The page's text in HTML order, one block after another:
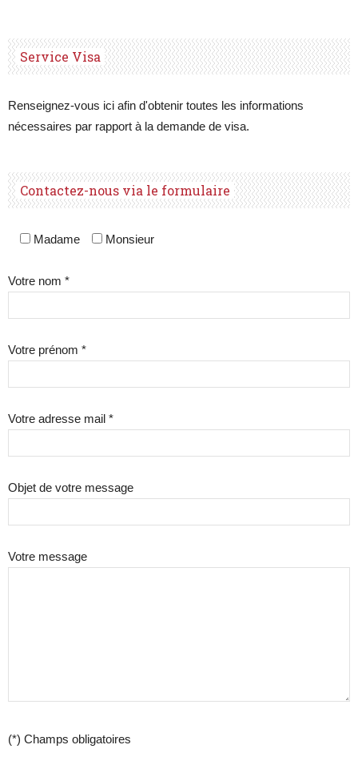
Service Visa
Renseignez-vous ici afin d'obtenir toutes les informations
nécessaires par rapport à la demande de visa.
Contactez-nous via le formulaire
Madame Monsieur
Votre nom *
Votre prénom *
Votre adresse mail *
Objet de votre message
Votre message
(*) Champs obligatoires